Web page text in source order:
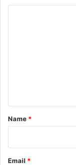
*
Name *
Email *